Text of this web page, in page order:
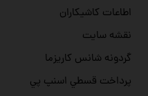
اطاعات کاشیکاران
نقشه سایت
گردونه شانس کاریزما
پرداخت قسطي اسنپ پي